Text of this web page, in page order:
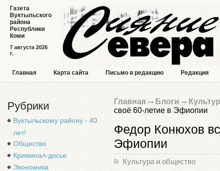
7 августа 2026
г.
Газета
Вуктыльского
района
Республики
Коми
Главная Карта сайта Письмо в редакцию Редакция
Рубрики
Вуктыльскому району - 40
лет!
Общество
Криминал-досье
Экономика
Главная Блоги
своё 60-летие в Эфиопии
Федор Конюхов
Эфиопии
Культура и общество